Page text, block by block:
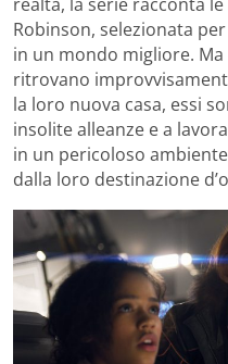
realtà, la serie racconta
Robinson, selezionata
in un mondo migliore.
ritrovano
la loro nuova casa, essi
insolite alleanze e a
in un pericoloso
dalla loro destinazione